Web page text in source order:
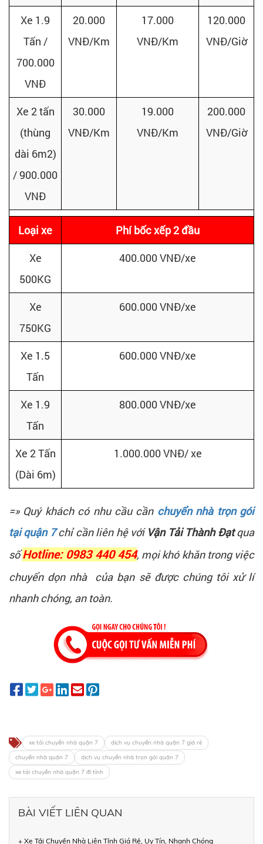
Xe 1.9
Tấn /
700.000
VNĐ
20.000
VNĐ/Km
17.000
VNĐ/Km
120.000
VNĐ/Giờ
Xe 2 tấn
(thùng
dài 6m2)
/900.000
VNĐ
30.000
VNĐ/Km
19.000
VNĐ/Km
200.000
VNĐ/Giờ
Loại xe
Phí bốc xếp 2 đầu
Xe
500KG
400.000 VNĐ/xe
Xe
750KG
600.000 VNĐ/xe
Xe 1.5
Tấn
600.000 VNĐ/xe
Xe 1.9
Tấn
800.000 VNĐ/xe
Xe 2 Tấn
(Dài 6m)
1.000.000 VNĐ/ xe
=» Quý khách có nhu cầu cần chuyển nhà trọn gói
tại quận 7chỉ cần liên hệ với Vận Tải Thành Đạtqua
sốHotline: 0983 440 454, mọi khó khăn trong việc
chuyển dọn nhà của bạn sẽ được chúng tôi xử lí
nhanh chóng, an toàn.
xe tải chuyển nhà quận 7
dịch vụ chuyển nhà quận 7 giá rẻ
chuyển nhà quận 7
dịch vụ chuyển nhà trọn gói quận 7
xe tải chuyển nhà quận 7 đi tỉnh
BÀI VIẾT LIÊN QUAN
+ Xe Tải Chuyển Nhà Liên Tỉnh Giá Rẻ, Uy Tín, Nhanh Chóng